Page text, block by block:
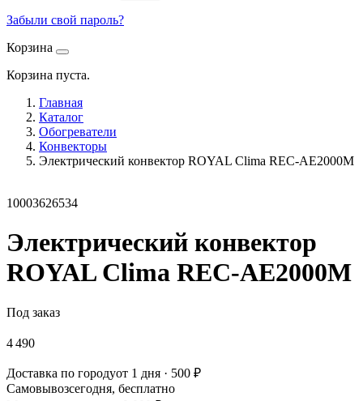
Забыли свой пароль?
Корзина
Корзина пуста.
Главная
Каталог
Обогреватели
Конвекторы
Электрический конвектор ROYAL Clima REC-AE2000M
10003626534
Электрический конвектор
ROYAL Clima REC-AE2000M
Под заказ
4 490
Доставка по городуот 1 дня · 500 ₽
Самовывозсегодня, бесплатно